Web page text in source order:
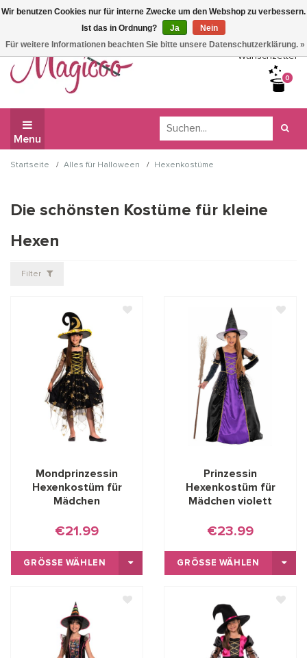
Wir haben Betriebsferien, daher können Sie derzeit nicht
bestellen.
Wunschzettel
0
Menu
Startseite / Alles für Halloween / Hexenkostüme
Die schönsten Kostüme für kleine
Hexen
Filter
Mondprinzessin
Hexenkostüm für
Mädchen
€21.99
GRÖSSE WÄHLEN
Prinzessin
Hexenkostüm für
Mädchen violett
€23.99
GRÖSSE WÄHLEN
Wir benutzen Cookies nur für interne Zwecke um den Webshop zu verbessern.
Ist das in Ordnung?
Ja
Nein
Für weitere Informationen beachten Sie bitte unsere Datenschutzerklärung. »